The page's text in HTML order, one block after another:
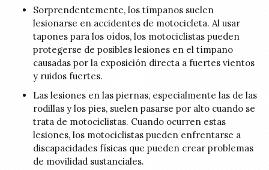
Sorprendentemente, los tímpanos suelen
lesionarse en accidentes de motocicleta. Al usar
tapones para los oídos, los motociclistas pueden
protegerse de posibles lesiones en el tímpano
causadas por la exposición directa a fuertes vientos
y ruidos fuertes.
Las lesiones en las piernas, especialmente las de las
rodillas y los pies, suelen pasarse por alto cuando se
trata de motociclistas. Cuando ocurren estas
lesiones, los motociclistas pueden enfrentarse a
discapacidades físicas que pueden crear problemas
de movilidad sustanciales.